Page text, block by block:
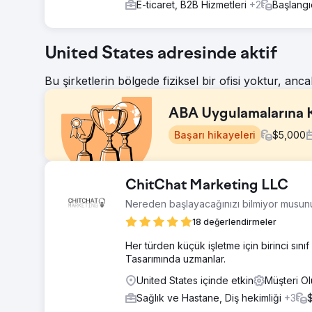
E-ticaret, B2B Hizmetleri +2
United States adresinde aktif
Bu şirketlerin bölgede fiziksel bir ofisi yoktur,
ABA Uygulamalarına
Başarı hikayeleri $5,000
Meydan Okuma
Bir ABA (Uygulamalı Davranış Analizi) kliniği, sınırlı
Yüksek kaliteli hizmetler sunmalarına rağmen, web
onları çevrimiçi olarak bulmasını zorlaştırıyordu.
sitesi oluşturarak kapsamlı bir büyüme stratejisi
hedefli bir SEO stratejisi başlattık. Son olarak,
ChitChat Marketing LLC
Nereden başlayacağınızı bilmiyor
18 değerlendirmeler
Her türden küçük işletme için birinci
Tasarımında uzmanlar.
United States içinde etkin
Müşteri
Sağlık ve Hastane, Diş hekimliği +3